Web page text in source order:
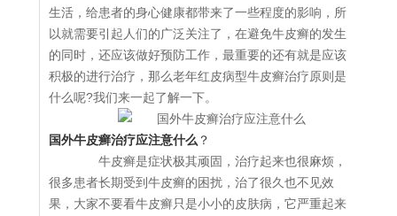
生活，给患者的身心健康都带来了一些程度的影响，所
以就需要引起人们的广泛关注了，在避免牛皮癣的发生
的同时，还应该做好预防工作，最重要的还有就是应该
积极的进行治疗，那么老年红皮病型牛皮癣治疗原则是
什么呢?我们来一起了解一下。
国外牛皮癣治疗应注意什么 ？
牛皮癣是症状极其顽固，治疗起来也很麻烦，
很多患者长期受到牛皮癣的困扰，治了很久也不见效
果，大家不要看牛皮癣只是小小的皮肤病，它严重起来